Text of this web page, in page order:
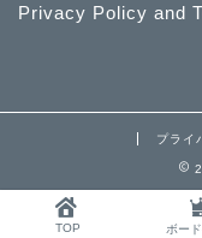
Privacy Policy and
プライ
TOP ボー